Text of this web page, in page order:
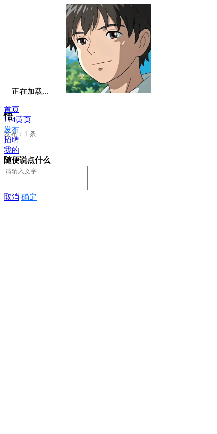
悟
发布：1 条
正在加载...
首页
114黄页
发布
招聘
我的
随便说点什么
取消 确定